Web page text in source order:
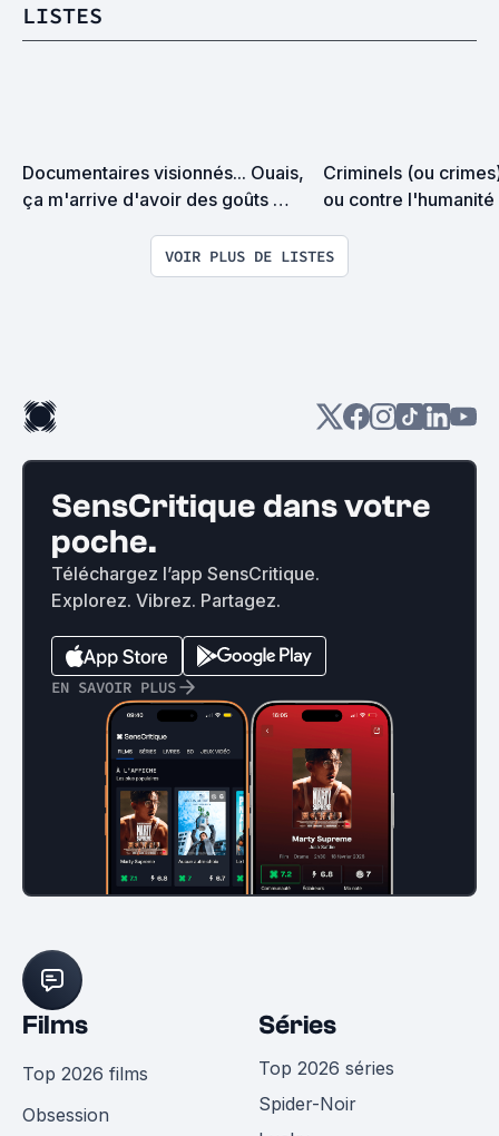
LISTES
Documentaires visionnés... Ouais,
ça m'arrive d'avoir des goûts
Criminels (ou
ou contre
VOIR PLUS DE LISTES
SensCritique dans votre
poche.
Téléchargez l’app SensCritique.
Explorez. Vibrez. Partagez.
EN SAVOIR PLUS
Films
Top 2026 films
Obsession
Séries
Top 2026 séries
Spider-Noir